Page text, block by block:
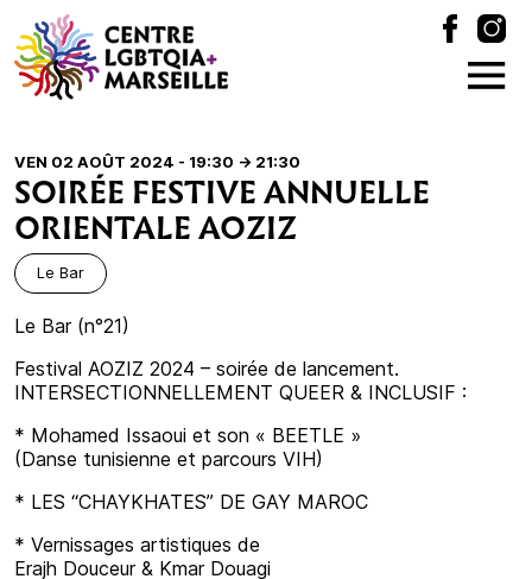
VEN 02 AOÛT 2024 - 19:30 -> 21:30
SOIRÉE FESTIVE ANNUELLE
ORIENTALE AOZIZ
Le Bar
Le Bar (n°21)
Festival AOZIZ 2024 – soirée de lancement.
INTERSECTIONNELLEMENT QUEER & INCLUSIF :
* Mohamed Issaoui et son « BEETLE »
(Danse tunisienne et parcours VIH)
* LES “CHAYKHATES” DE GAY MAROC
* Vernissages artistiques de
Erajh Douceur & Kmar Douagi